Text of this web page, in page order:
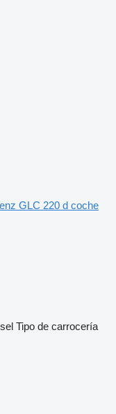
GLC 220 d coche
Tipo de carrocería